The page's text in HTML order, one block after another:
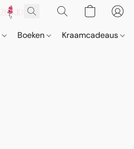
Boeken Kraamcadeaus